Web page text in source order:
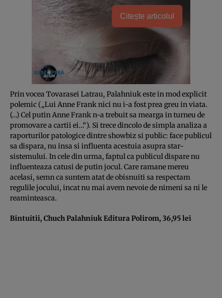
Citește articolul
Prin vocea Tovarasei Latrau, Palahniuk este in mod explicit
polemic („Lui Anne Frank nici nu i-a fost prea greu in viata.
(…) Cel putin Anne Frank n-a trebuit sa mearga in turneu de
promovare a cartii ei…“). Si trece dincolo de simpla analiza a
raporturilor patologice dintre showbiz si public: face publicul
sa dispara, nu insa si influenta acestuia asupra star-
sistemului. In cele din urma, faptul ca publicul dispare nu
influenteaza catusi de putin jocul. Care ramane mereu
acelasi, semn ca suntem atat de obisnuiti sa respectam
regulile jocului, incat nu mai avem nevoie de nimeni sa ni le
reaminteasca.
Bintuitii, Chuch Palahniuk Editura Polirom, 36,95 lei